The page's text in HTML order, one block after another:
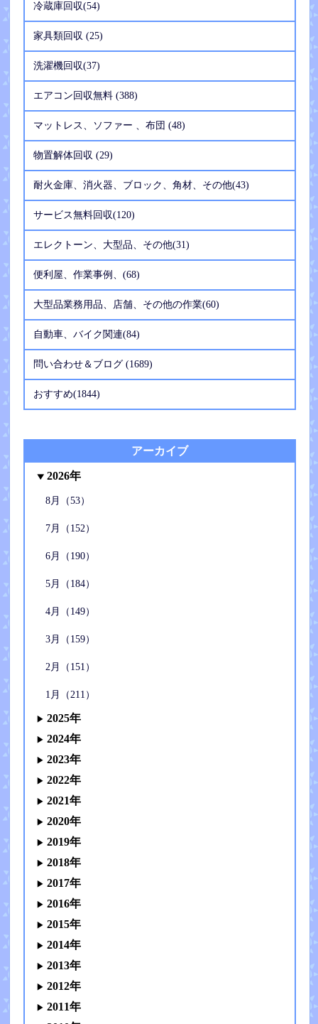
冷蔵庫回収(54)
家具類回収 (25)
洗濯機回収(37)
エアコン回収無料 (388)
マットレス、ソファー 、布団 (48)
物置解体回収 (29)
耐火金庫、消火器、ブロック、角材、その他(43)
サービス無料回収(120)
エレクトーン、大型品、その他(31)
便利屋、作業事例、(68)
大型品業務用品、店舗、その他の作業(60)
自動車、バイク関連(84)
問い合わせ＆ブログ (1689)
おすすめ(1844)
アーカイブ
2026年
8月（53）
7月（152）
6月（190）
5月（184）
4月（149）
3月（159）
2月（151）
1月（211）
2025年
2024年
2023年
2022年
2021年
2020年
2019年
2018年
2017年
2016年
2015年
2014年
2013年
2012年
2011年